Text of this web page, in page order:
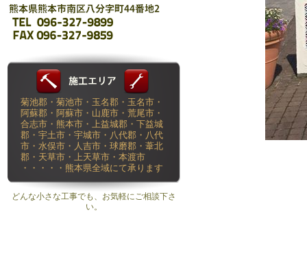
菊池郡・菊池市・玉名郡・玉名市・
阿蘇郡・阿蘇市・山鹿市・荒尾市・
合志市・熊本市・上益城郡・下益城
郡・宇土市・宇城市・八代郡・八代
市・水俣市・人吉市・球磨郡・葦北
郡・天草市・上天草市・本渡市
・・・・・熊本県全域にて承ります
どんな小さな工事でも、お気軽にご相談下さ
い。